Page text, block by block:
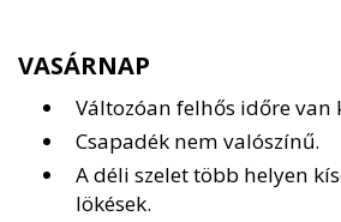
VASÁRNAP
Változóan felhős időre van
Csapadék nem valószínű.
A déli szelet több helyen
lökések.